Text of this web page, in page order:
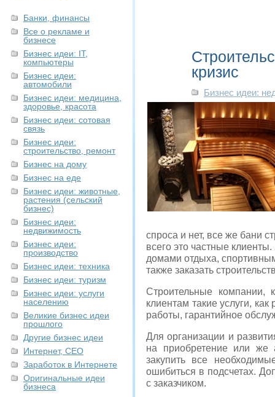
Банки, финансы
Все о рекламе и
бизнесе
Бизнес идеи: IT,
компьютеры
Бизнес идеи:
автомобили
Бизнес идеи: медицина,
здоровье, красота
Бизнес идеи: сотовая
связь
Бизнес идеи:
строительство, ремонт
Бизнес на дому
Бизнес на еде
Бизнес идеи: животные,
растения (сельский
бизнес)
Бизнес идеи:
недвижимость
Бизнес идеи:
производство
Бизнес идеи: техника
Бизнес идеи: туризм
Бизнес идеи: услуги
населению
Великие бизнес идеи
прошлого
Другие бизнес идеи
Интернет, СЕО
Заработок в Интернете
Оригинальные идеи
бизнеса
кризис
Бизнес идеи:
спроса и нет, все же бани
всего это частные
домами отдыха,
также заказать
Строительные компании,
клиентам такие услуги,
работы, гарантийное
Для организации и
на приобретение или же
закупить все
ошибиться в подсчетах.
с заказчиком.